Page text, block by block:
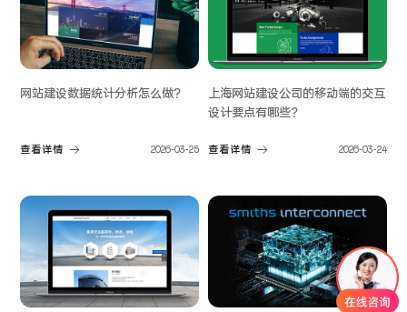
网站建设数据统计分析怎么做？
查看详情 2026-03-25
​上海网站建设公司的移动端的交互
设计要点有哪些？
查看详情 2026-03-24